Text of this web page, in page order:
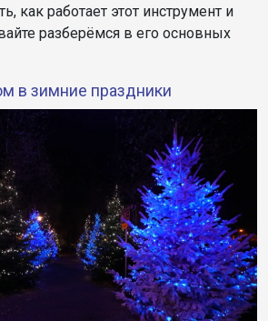
как работает этот инструмент и
разберёмся в его основных
в зимние праздники